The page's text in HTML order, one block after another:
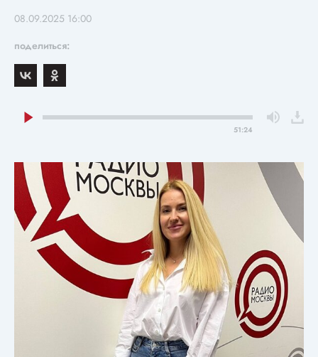
08.09.2025 16:00
поделиться:
51:24